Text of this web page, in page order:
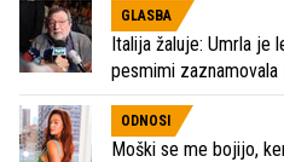
GLASBA
Italija žaluje: Umrla je
pesmimi zaznamovala
ODNOSI
Moški se me bojijo,